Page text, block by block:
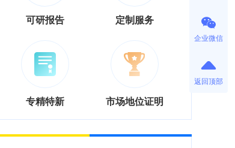
可研报告 定制服务
专精特新 市场地位证明
企业微信
返回顶部